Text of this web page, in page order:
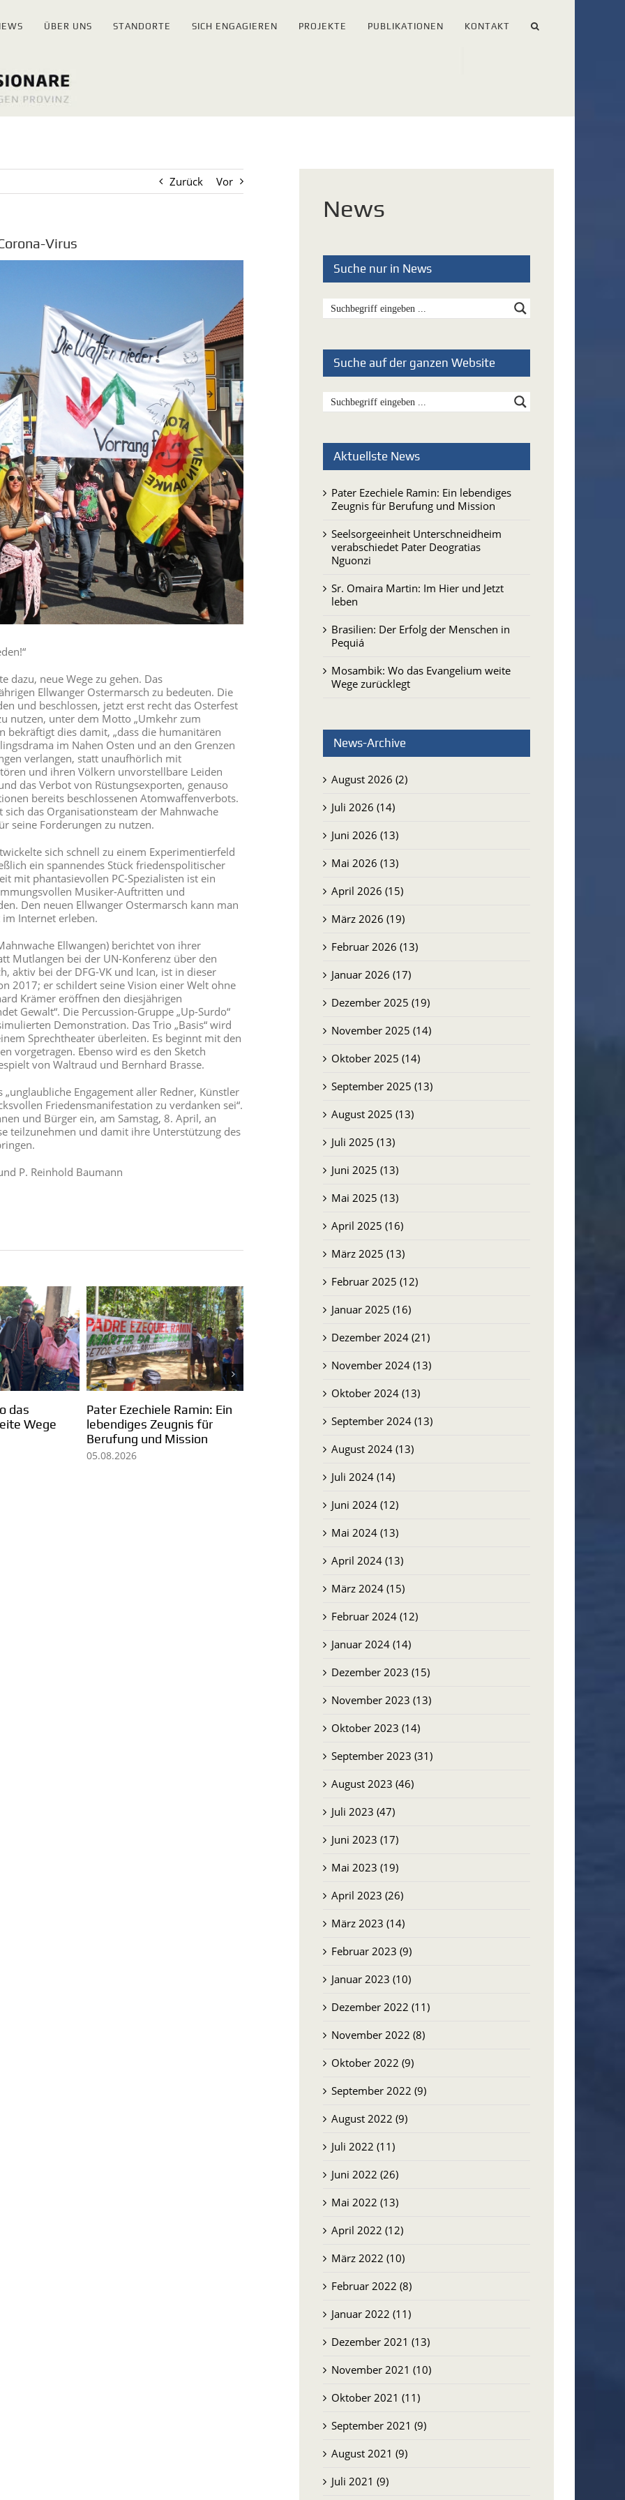
ÜBER UNS STANDORTE SICH ENGAGIEREN PROJEKTE PUBLIKATIONEN KONTAKT
Zurück Vor
Virus
dazu, neue Wege zu gehen. Das
Ellwanger Ostermarsch zu bedeuten. Die
und beschlossen, jetzt erst recht das Osterfest
nutzen, unter dem Motto „Umkehr zum
bekräftigt dies damit, „dass die humanitären
im Nahen Osten und an den Grenzen
verlangen, statt unaufhörlich mit
und ihren Völkern unvorstellbare Leiden
das Verbot von Rüstungsexporten, genauso
bereits beschlossenen Atomwaffenverbots.
das Organisationsteam der Mahnwache
seine Forderungen zu nutzen.
sich schnell zu einem Experimentierfeld
ein spannendes Stück friedenspolitischer
mit phantasievollen PC-Spezialisten ist ein
Musiker-Auftritten und
Den neuen Ellwanger Ostermarsch kann man
im Internet erleben.
Ellwangen) berichtet von ihrer
Mutlangen bei der UN-Konferenz über den
aktiv bei der DFG-VK und Ican, ist in dieser
2017; er schildert seine Vision einer Welt ohne
Krämer eröffnen den diesjährigen
Gewalt“. Die Percussion-Gruppe „Up-Surdo“
Demonstration. Das Trio „Basis“ wird
Sprechtheater überleiten. Es beginnt mit den
vorgetragen. Ebenso wird es den Sketch
von Waltraud und Bernhard Brasse.
Engagement aller Redner, Künstler
Friedensmanifestation zu verdanken sei“.
und Bürger ein, am Samstag, 8. April, an
teilzunehmen und damit ihre Unterstützung des
P. Reinhold Baumann
Sr. Omaira Martin: Im Hier
und Jetzt leben
Brasilien: Der Erfolg der
Menschen in Pequiá
29.07.2026
Evangelium weite Wege
27.07.2026
News
Suche nur in News
Suche auf der ganzen Website
Aktuellste News
Pater Ezechiele Ramin: Ein lebendiges
Zeugnis für Berufung und Mission
Seelsorgeeinheit Unterschneidheim
verabschiedet Pater Deogratias
Nguonzi
Sr. Omaira Martin: Im Hier und Jetzt
leben
Brasilien: Der Erfolg der Menschen in
Pequiá
Mosambik: Wo das Evangelium weite
Wege zurücklegt
News-Archive
August 2026 (2)
Juli 2026 (14)
Juni 2026 (13)
Mai 2026 (13)
April 2026 (15)
März 2026 (19)
Februar 2026 (13)
Januar 2026 (17)
Dezember 2025 (19)
November 2025 (14)
Oktober 2025 (14)
September 2025 (13)
August 2025 (13)
Juli 2025 (13)
Juni 2025 (13)
Mai 2025 (13)
April 2025 (16)
März 2025 (13)
Februar 2025 (12)
Januar 2025 (16)
Dezember 2024 (21)
November 2024 (13)
Oktober 2024 (13)
September 2024 (13)
August 2024 (13)
Juli 2024 (14)
Juni 2024 (12)
Mai 2024 (13)
April 2024 (13)
März 2024 (15)
Februar 2024 (12)
Januar 2024 (14)
Dezember 2023 (15)
November 2023 (13)
Oktober 2023 (14)
September 2023 (31)
August 2023 (46)
Juli 2023 (47)
Juni 2023 (17)
Mai 2023 (19)
April 2023 (26)
März 2023 (14)
Februar 2023 (9)
Januar 2023 (10)
Dezember 2022 (11)
November 2022 (8)
Oktober 2022 (9)
September 2022 (9)
August 2022 (9)
Juli 2022 (11)
Juni 2022 (26)
Mai 2022 (13)
April 2022 (12)
März 2022 (10)
Februar 2022 (8)
Januar 2022 (11)
Dezember 2021 (13)
November 2021 (10)
Oktober 2021 (11)
September 2021 (9)
August 2021 (9)
Juli 2021 (9)